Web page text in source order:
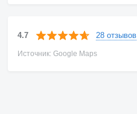
4.7 28 отзывов
Источник: Google Maps